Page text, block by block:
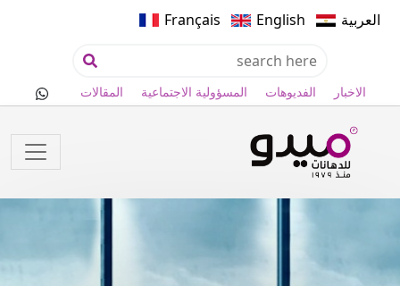
العربية English
Français
الاخبار الفديوهات المسؤولية الاجتماعية المقالات